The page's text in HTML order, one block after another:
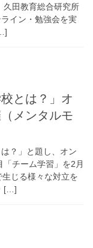
久田教育総合研究所
イン・勉強会を実
とは？」オ
メンタルモ
？」と題し、オン
チーム学習」を2月
じる様々な対立を
[…]